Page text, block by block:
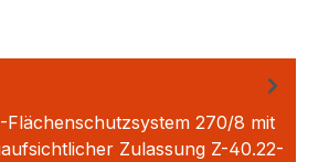
270/8 mit
Zulassung Z-40.22-